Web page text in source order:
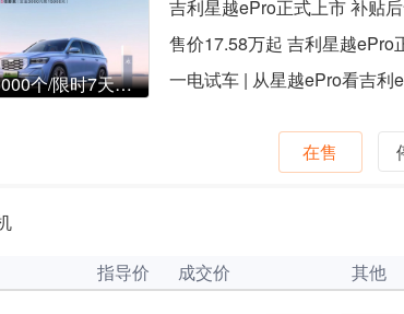
限量3000个/限时7天，吉利星越L Hi·P雷神开启大定
售价17.58万起 吉利星越ePro
在售
指导价 成交价 其他